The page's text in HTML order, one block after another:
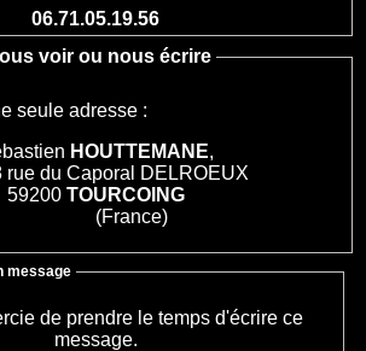
06.71.05.19.56
voir ou nous écrire
seule adresse :
HOUTTEMANE,
rue du Caporal DELROEUX
59200 TOURCOING
(France)
message
de prendre le temps d'écrire ce
message.